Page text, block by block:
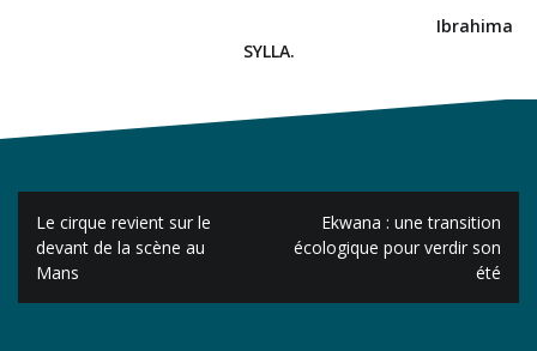
Ibrahima
SYLLA.
Navigation
de
l’article
Le cirque revient sur le
devant de la scène au
Mans
Ekwana : une transition
écologique pour verdir son
été